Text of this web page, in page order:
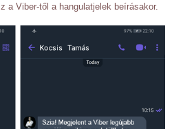
a Viber-től a hangulatjelek beírásakor.